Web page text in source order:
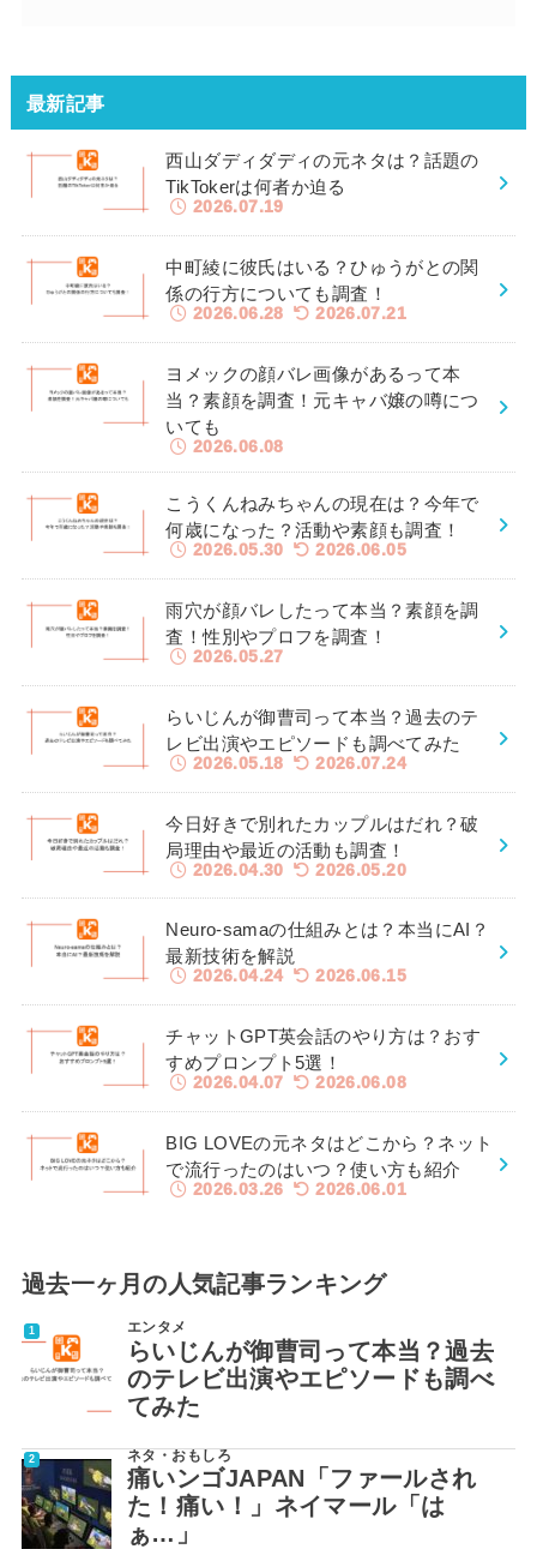
最新記事
西山ダディダディの元ネタは？話題の
TikTokerは何者か迫る
2026.07.19
中町綾に彼氏はいる？ひゅうがとの関
係の行方についても調査！
2026.06.28 2026.07.21
ヨメックの顔バレ画像があるって本
当？素顔を調査！元キャバ嬢の噂につ
いても
2026.06.08
こうくんねみちゃんの現在は？今年で
何歳になった？活動や素顔も調査！
2026.05.30 2026.06.05
雨穴が顔バレしたって本当？素顔を調
査！性別やプロフを調査！
2026.05.27
らいじんが御曹司って本当？過去のテ
レビ出演やエピソードも調べてみた
2026.05.18 2026.07.24
今日好きで別れたカップルはだれ？破
局理由や最近の活動も調査！
2026.04.30 2026.05.20
Neuro-samaの仕組みとは？本当にAI？
最新技術を解説
2026.04.24 2026.06.15
チャットGPT英会話のやり方は？おす
すめプロンプト5選！
2026.04.07 2026.06.08
BIG LOVEの元ネタはどこから？ネット
で流行ったのはいつ？使い方も紹介
2026.03.26 2026.06.01
過去一ヶ月の人気記事ランキング
エンタメ
らいじんが御曹司って本当？過去
のテレビ出演やエピソードも調べ
てみた
ネタ・おもしろ
痛いンゴJAPAN「ファールされ
た！痛い！」ネイマール「は
ぁ…」